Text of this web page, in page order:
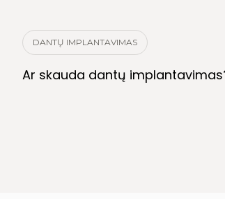
DANTŲ IMPLANTAVIMAS
Ar skauda dantų